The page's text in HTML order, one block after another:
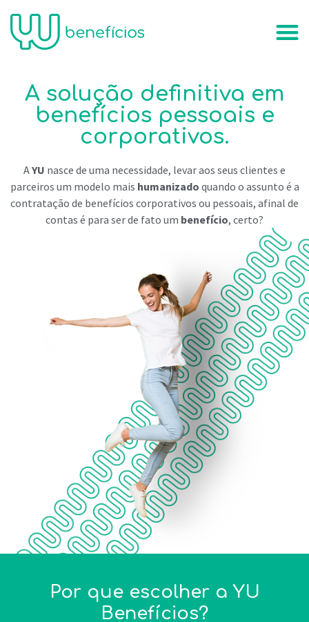
A solução definitiva em
benefícios pessoais e
corporativos.
AYU nasce de uma necessidade, levar aos seus clientes e
parceiros um modelo mais humanizado quando o assunto é a
contratação de benefícios corporativos ou pessoais, afinal de
contas é para ser de fato um benefício, certo?
Por que escolher a YU
Benefícios?